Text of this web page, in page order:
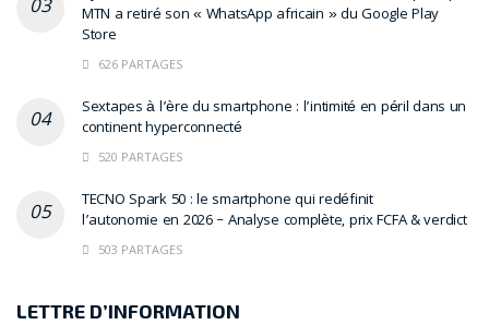
MTN a retiré son « WhatsApp africain » du Google Play
Store
626 PARTAGES
Sextapes à l’ère du smartphone : l’intimité en péril dans un
continent hyperconnecté
520 PARTAGES
TECNO Spark 50 : le smartphone qui redéfinit
l’autonomie en 2026 – Analyse complète, prix FCFA & verdict
503 PARTAGES
LETTRE D’INFORMATION